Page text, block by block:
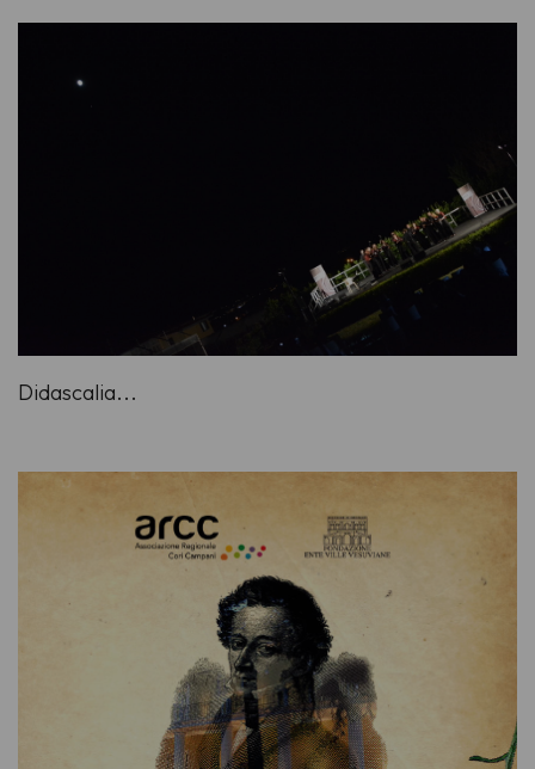
Didascalia...